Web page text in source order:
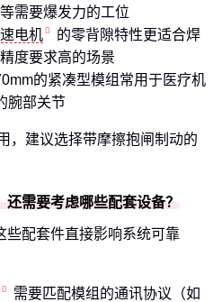
需要爆发力的工位
电机
的零背隙特性更适合焊
度要求高的场景
的紧凑型模组常用于医疗机
腕部关节
，建议选择带摩擦抱闸制动的
需要考虑哪些配套设备？
些配套件直接影响系统可靠
需要匹配模组的通讯协议（如